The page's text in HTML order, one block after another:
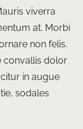
viverra
at. Morbi
non felis.
convallis dolor
in augue
sodales